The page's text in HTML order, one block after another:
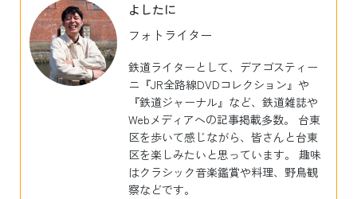
よしたに
フォトライター
鉄道ライターとして、デアゴスティー
ニ『JR全路線DVDコレクション』や
『鉄道ジャーナル』など、鉄道雑誌や
Webメディアへの記事掲載多数。 台東
区を歩いて感じながら、皆さんと台東
区を楽しみたいと思っています。 趣味
はクラシック音楽鑑賞や料理、野鳥観
察などです。